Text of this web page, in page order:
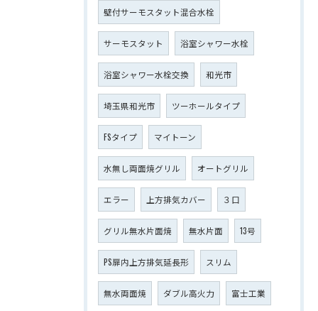
壁付サーモスタット混合水栓
サーモスタット 浴室シャワー水栓
浴室シャワー水栓交換 和光市
埼玉県和光市 ツーホールタイプ
FSタイプ マイトーン
水無し両面焼グリル オートグリル
エラー 上方排気カバー ３口
グリル無水片面焼 無水片面 13号
PS扉内上方排気延長形 スリム
無水両面焼 ダブル高火力 富士工業